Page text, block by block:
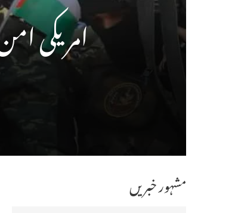
امریکی
مشہور خبریں